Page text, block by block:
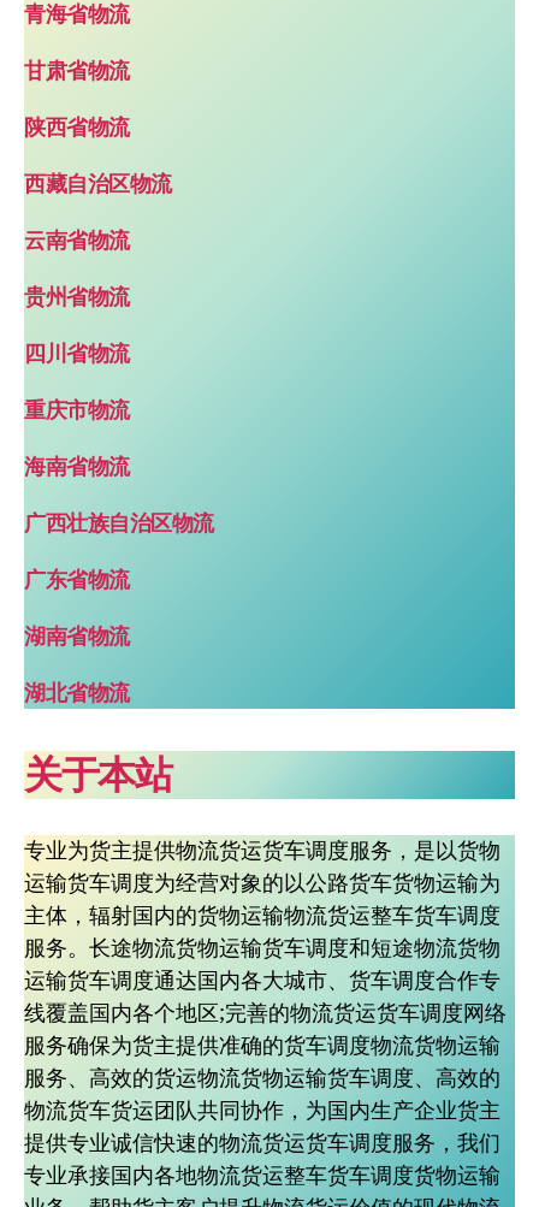
青海省物流
甘肃省物流
陕西省物流
西藏自治区物流
云南省物流
贵州省物流
四川省物流
重庆市物流
海南省物流
广西壮族自治区物流
广东省物流
湖南省物流
湖北省物流
关于本站
专业为货主提供物流货运货车调度服务，是以货物
运输货车调度为经营对象的以公路货车货物运输为
主体，辐射国内的货物运输物流货运整车货车调度
服务。长途物流货物运输货车调度和短途物流货物
运输货车调度通达国内各大城市、货车调度合作专
线覆盖国内各个地区;完善的物流货运货车调度网络
服务确保为货主提供准确的货车调度物流货物运输
服务、高效的货运物流货物运输货车调度、高效的
物流货车货运团队共同协作，为国内生产企业货主
提供专业诚信快速的物流货运货车调度服务，我们
专业承接国内各地物流货运整车货车调度货物运输